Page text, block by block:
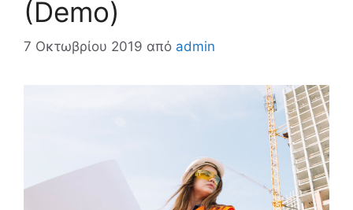
(Demo)
7 Οκτωβρίου 2019 από admin